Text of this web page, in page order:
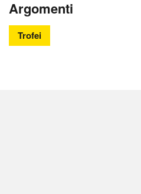
Argomenti
Trofei